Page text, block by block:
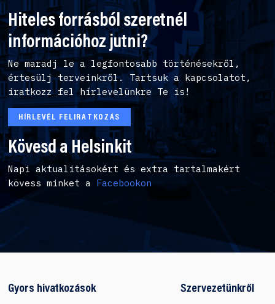
Hiteles forrásból szeretnél
információhoz jutni?
Ne maradj le a legfontosabb történésekről,
értesülj terveinkről. Tartsuk a kapcsolatot,
iratkozz fel hírlevelünkre Te is!
HÍRLEVÉL FELIRATKOZÁS
Kövesd a Helsinkit
Napi aktualitásokért és extra tartalmakért
kövess minket a Facebookon
Gyors hivatkozások Szervezetünkről